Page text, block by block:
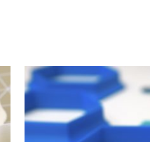
Rango
de
precios:
desde
13,50€
hasta
Rango
de
precios:
desde
9,45€
hasta